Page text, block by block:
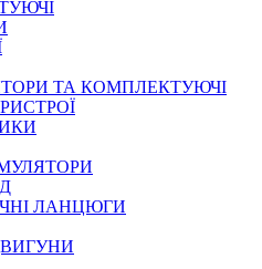
ТА КОМПЛЕКТУЮЧІ
ЛАНЦЮГИ